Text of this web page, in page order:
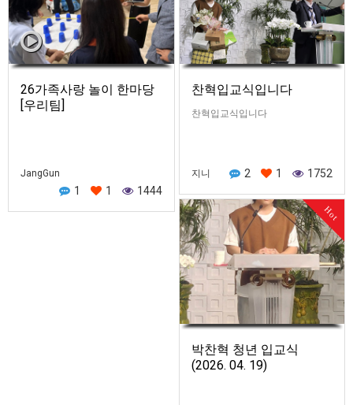
26가족사랑 놀이 한마당
[우리팀]
JangGun
1 1 1444
찬혁입교식입니다
찬혁입교식입니다
지니 2 1 1752
Hot
박찬혁 청년 입교식
(2026. 04. 19)